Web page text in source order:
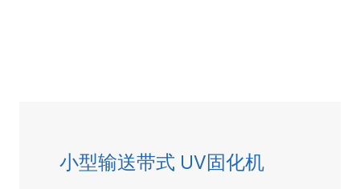
小型输送带式 UV固化机